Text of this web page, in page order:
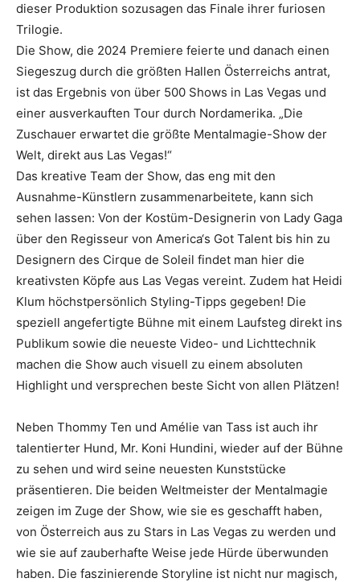
dieser Produktion sozusagen das Finale ihrer furiosen
Trilogie.
Die Show, die 2024 Premiere feierte und danach einen
Siegeszug durch die größten Hallen Österreichs antrat,
ist das Ergebnis von über 500 Shows in Las Vegas und
einer ausverkauften Tour durch Nordamerika. „Die
Zuschauer erwartet die größte Mentalmagie-Show der
Welt, direkt aus Las Vegas!“
Das kreative Team der Show, das eng mit den
Ausnahme-Künstlern zusammenarbeitete, kann sich
sehen lassen: Von der Kostüm-Designerin von Lady Gaga
über den Regisseur von America‘s Got Talent bis hin zu
Designern des Cirque de Soleil findet man hier die
kreativsten Köpfe aus Las Vegas vereint. Zudem hat Heidi
Klum höchstpersönlich Styling-Tipps gegeben! Die
speziell angefertigte Bühne mit einem Laufsteg direkt ins
Publikum sowie die neueste Video- und Lichttechnik
machen die Show auch visuell zu einem absoluten
Highlight und versprechen beste Sicht von allen Plätzen!
Neben Thommy Ten und Amélie van Tass ist auch ihr
talentierter Hund, Mr. Koni Hundini, wieder auf der Bühne
zu sehen und wird seine neuesten Kunststücke
präsentieren. Die beiden Weltmeister der Mentalmagie
zeigen im Zuge der Show, wie sie es geschafft haben,
von Österreich aus zu Stars in Las Vegas zu werden und
wie sie auf zauberhafte Weise jede Hürde überwunden
haben. Die faszinierende Storyline ist nicht nur magisch,